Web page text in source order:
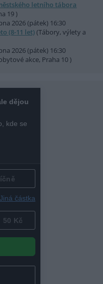
letního tábora
19 )
2026 (pátek) 16:30
(8-11 let)(Tábory, výlety a
2026 (pátek) 16:30
akce, Praha 10 )